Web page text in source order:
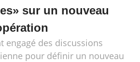
sur un nouveau
engagé des discussions
pour définir un nouveau